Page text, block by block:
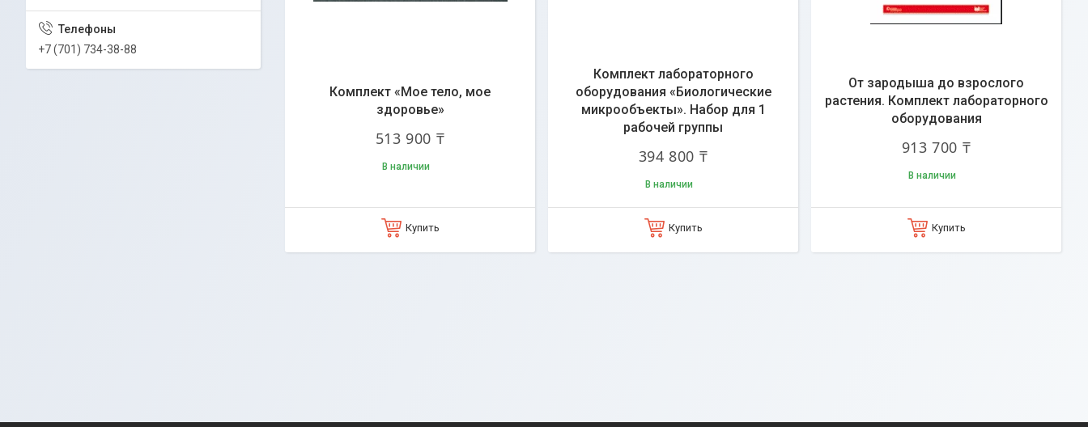
Комплект «Мое тело, мое
здоровье»
513 900 ₸
В наличии
Купить
Комплект лабораторного
оборудования «Биологические
микрообъекты». Набор для 1
рабочей группы
394 800 ₸
В наличии
Купить
От зародыша до взрослого
растения. Комплект лабораторного
оборудования
913 700 ₸
В наличии
Купить
+7 (701) 734-38-88